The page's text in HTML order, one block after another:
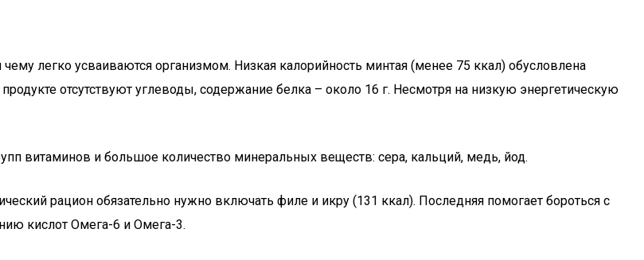
легко усваиваются организмом. Низкая калорийность минтая (менее 75 ккал) обусловлена
отсутствуют углеводы, содержание белка – около 16 г. Несмотря на низкую энергетическую
витаминов и большое количество минеральных веществ: сера, кальций, медь, йод.
рацион обязательно нужно включать филе и икру (131 ккал). Последняя помогает бороться с
кислот Омега-6 и Омега-3.